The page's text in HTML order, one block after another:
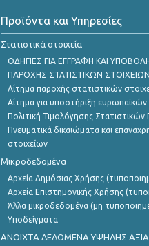
Προϊόντα και Υπηρεσίες
Στατιστικά στοιχεία
ΟΔΗΓΙΕΣ ΓΙΑ ΕΓΓΡΑΦΗ ΚΑΙ
ΠΑΡΟΧΗΣ ΣΤΑΤΙΣΤΙΚΩΝ ΣΤΟΙΧΕΙΩΝ
Αίτημα παροχής στατιστικών
Αίτημα για υποστήριξη
Πολιτική Τιμολόγησης
Πνευματικά δικαιώματα και
στοιχείων
Μικροδεδομένα
Αρχεία Δημόσιας Χρήσης
Αρχεία Επιστημονικής Χρήσης
Άλλα μικροδεδομένα (μη
Υποδείγματα
ANOIXTA ΔΕΔΟΜΕΝΑ ΥΨΗΛΗΣ